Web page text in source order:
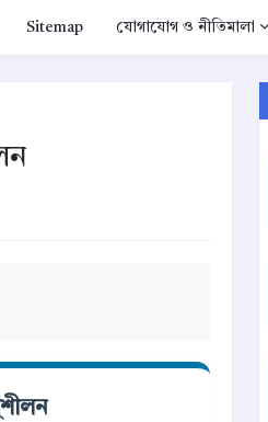
Sitemap যোগাযোগ ও নীতিমালা